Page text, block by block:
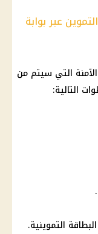
عبر بوابة
التي سيتم من
التالية:
التموينية.